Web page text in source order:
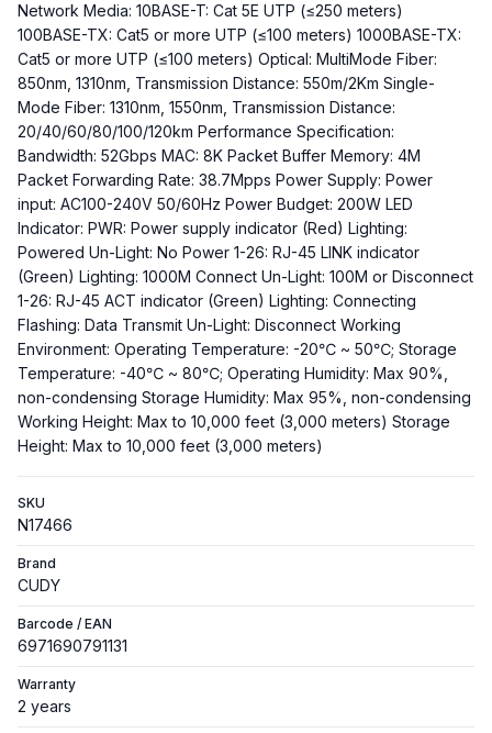
Network Media: 10BASE-T: Cat 5E UTP (≤250 meters)
100BASE-TX: Cat5 or more UTP (≤100 meters) 1000BASE-TX:
Cat5 or more UTP (≤100 meters) Optical: MultiMode Fiber:
850nm, 1310nm, Transmission Distance: 550m/2Km Single-
Mode Fiber: 1310nm, 1550nm, Transmission Distance:
20/40/60/80/100/120km Performance Specification:
Bandwidth: 52Gbps MAC: 8K Packet Buffer Memory: 4M
Packet Forwarding Rate: 38.7Mpps Power Supply: Power
input: AC100-240V 50/60Hz Power Budget: 200W LED
Indicator: PWR: Power supply indicator (Red) Lighting:
Powered Un-Light: No Power 1-26: RJ-45 LINK indicator
(Green) Lighting: 1000M Connect Un-Light: 100M or Disconnect
1-26: RJ-45 ACT indicator (Green) Lighting: Connecting
Flashing: Data Transmit Un-Light: Disconnect Working
Environment: Operating Temperature: -20℃ ~ 50℃; Storage
Temperature: -40℃ ~ 80℃; Operating Humidity: Max 90%,
non-condensing Storage Humidity: Max 95%, non-condensing
Working Height: Max to 10,000 feet (3,000 meters) Storage
Height: Max to 10,000 feet (3,000 meters)
SKU
N17466
Brand
CUDY
Barcode / EAN
6971690791131
Warranty
2 years